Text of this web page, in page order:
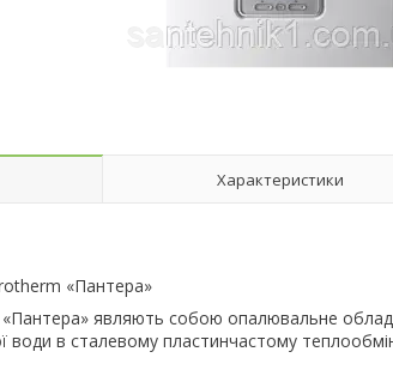
Характеристики
«Пантера» являють собою опалювальне
води в сталевому пластинчастому